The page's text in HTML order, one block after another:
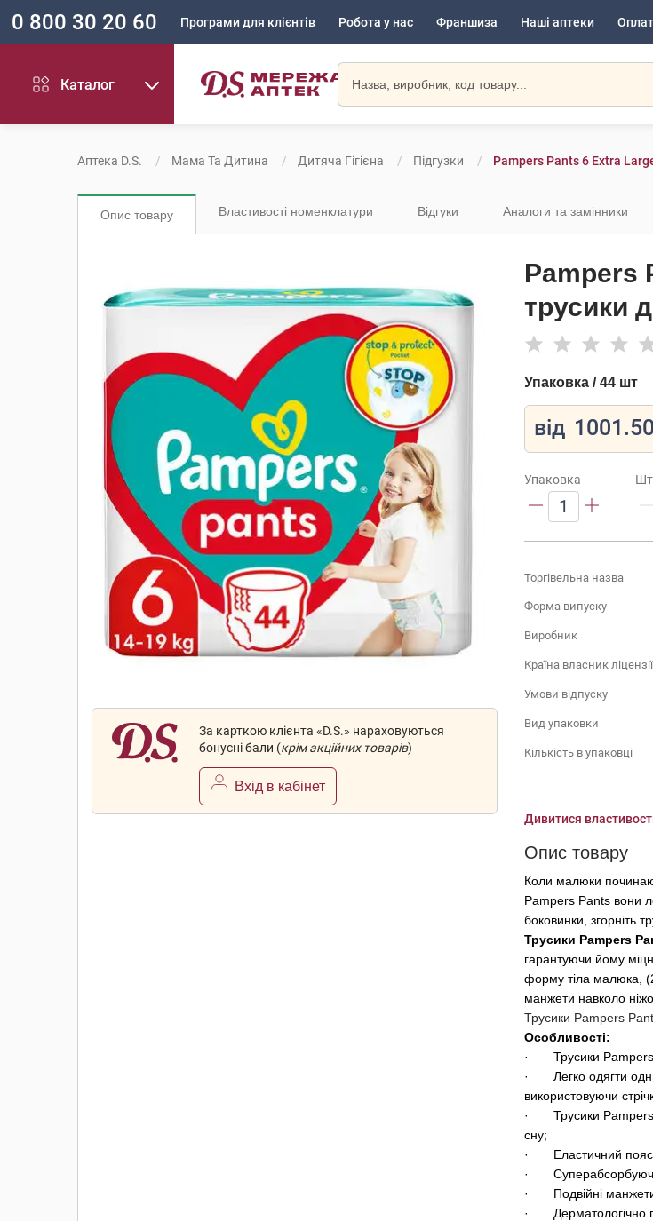
0 800 30 20 60 Програми для клієнтів Робота у нас Франшиза Наші аптеки
Каталог
Аптека D.S. Мама Та Дитина Дитяча Гігієна Підгузки Pampers Pants 6 Extra
Опис товару Властивості номенклатури Відгуки Аналоги та замінники
За карткою клієнта «D.S.» нараховуються
бонусні бали (крім акційних товарів)
Вхід в кабінет
Pampers
трусики
Упаковка / 44 шт
від 1001.50
Упаковка
1
Шт
Торгівельна назва
Форма випуску
Виробник
Країна власник ліцензії
Умови відпуску
Вид упаковки
Кількість в упаковці
Дивитися
Опис товару
Коли малюки
Pampers Pants вони
боковинки, згорніть
Трусики Pampers
гарантуючи йому
форму тіла малюка,
манжети навколо
Трусики Pampers
Особливості:
· Трусики Pampers
· Легко одягти
використовуючи
· Трусики Pampers
сну;
· Еластичний
·
· Подвійні манжети
· Дерматологічно